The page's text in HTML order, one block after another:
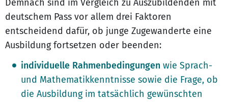
Demnach sind im Vergleich zu Auszubildenden mit
deutschem Pass vor allem drei Faktoren
entscheidend dafür, ob junge Zugewanderte eine
Ausbildung fortsetzen oder beenden:
individuelle Rahmenbedingungen wie Sprach-
und Mathematikkenntnisse sowie die Frage, ob
die Ausbildung im tatsächlich gewünschten